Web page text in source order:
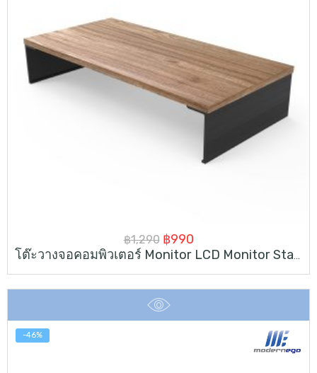
฿1,290 Original
price
฿1,290.
฿990Current
price
โต๊ะวางจอคอมพิวเตอร์ Monitor LCD Monitor Stand Riser
-46%